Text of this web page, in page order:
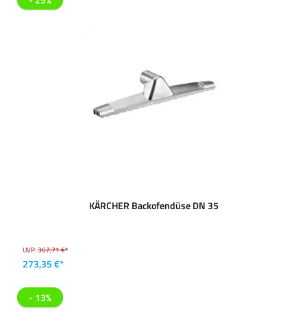
KÄRCHER Backofendüse DN 35
UVP:367,71 €*
273,35 €*
- 13%